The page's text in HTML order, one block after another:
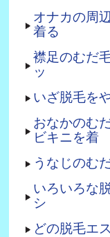
オナカの周
着る
襟足のむだ
ッ
いざ脱毛を
おなかのむ
ビキニを着
うなじのむ
いろいろな
シ
どの脱毛エ